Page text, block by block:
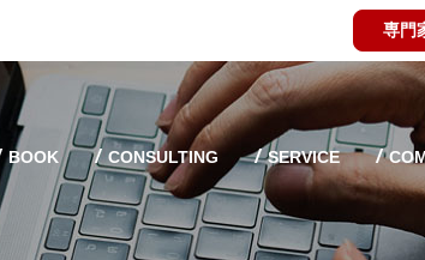
専門
BOOK CONSULTING SERVICE